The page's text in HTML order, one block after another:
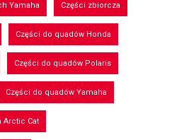
Yamaha Części zbiorcza
Części do quadów Honda
Części do quadów Polaris
Części do quadów Yamaha
Arctic Cat